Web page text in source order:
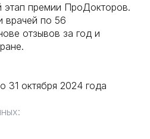
премии ПроДокторов.
врачей по 56
отзывов за год и
31 октября 2024 года